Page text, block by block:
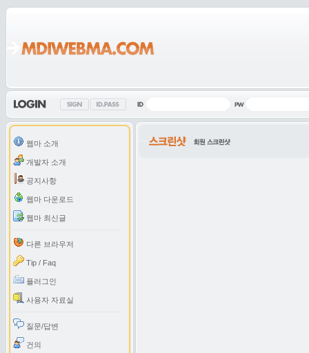
웹마 소개
개발자 소개
공지사항
웹마 다운로드
웹마 최신글
다른 브라우저
Tip / Faq
플러그인
사용자 자료실
질문/답변
건의